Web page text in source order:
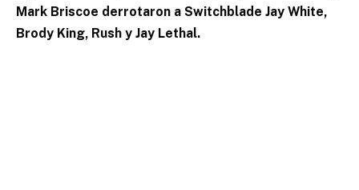
Mark Briscoe derrotaron a Switchblade Jay White,
Brody King, Rush y Jay Lethal.